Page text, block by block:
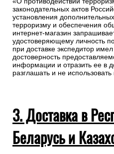
законодательных актов
установления
терроризму и обеспечения
интернет-магазин
удостоверяющему личность
при доставке экспедитор
достоверность
информации и отразить ее в
разглашать и не
3. Доставка в
Беларусь и